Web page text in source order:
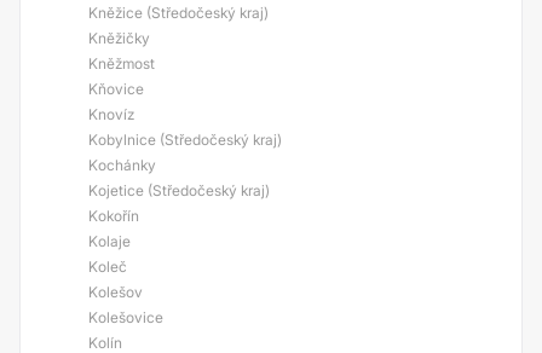
Kněžice (Středočeský kraj)
Kněžičky
Kněžmost
Kňovice
Knovíz
Kobylnice (Středočeský kraj)
Kochánky
Kojetice (Středočeský kraj)
Kokořín
Kolaje
Koleč
Kolešov
Kolešovice
Kolín